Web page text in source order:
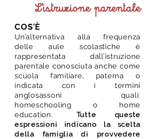
L'istruzione parentale
COS'È
Un’alternativa alla frequenza
delle aule scolastiche è
rappresentata dall’istruzione
parentale conosciuta anche come
scuola familiare, paterna o
indicata con i termini
anglosassoni quali:
homeschooling o home
education.
Tutte queste
espressioni indicano la scelta
della famiglia di provvedere